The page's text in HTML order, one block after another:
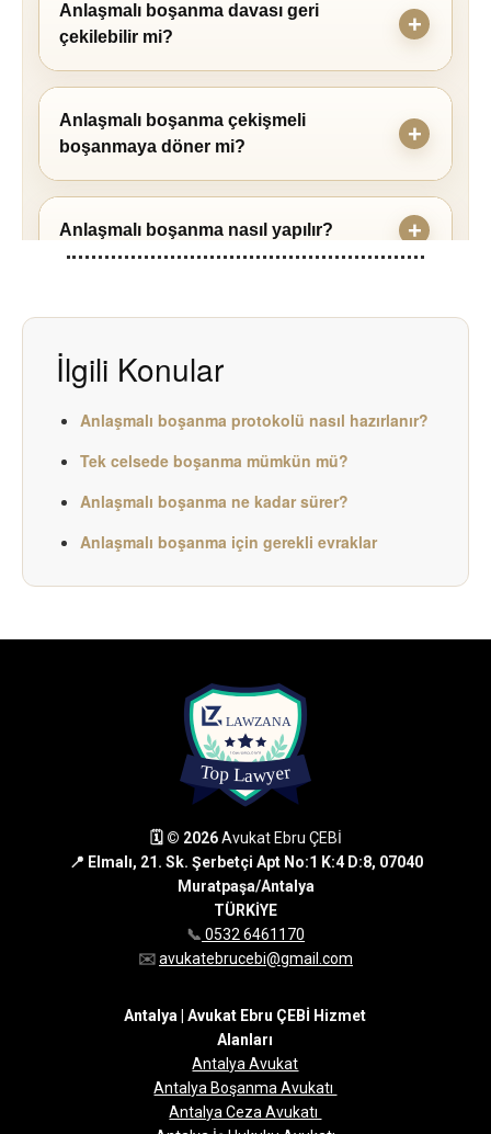
Anlaşmalı boşanma davası geri
çekilebilir mi?
Anlaşmalı boşanma çekişmeli
boşanmaya döner mi?
Anlaşmalı boşanma nasıl yapılır?
Anlaşmalı boşanmada hâkim ne sorar?
İlgili Konular
Anlaşmalı boşanma protokolü nasıl hazırlanır?
Tek celsede boşanma mümkün mü?
Anlaşmalı boşanma ne kadar sürer?
Anlaşmalı boşanma için gerekli evraklar
🗓 © 2026Avukat Ebru ÇEBİ
📍 Elmalı, 21. Sk. Şerbetçi Apt No:1 K:4 D:8, 07040
Muratpaşa/Antalya
TÜRKİYE
📞 0532 6461170
✉️avukatebrucebi@gmail.com
Antalya | Avukat Ebru ÇEBİ Hizmet
Alanları
Antalya Avukat
Antalya Boşanma Avukatı
Antalya Ceza Avukatı